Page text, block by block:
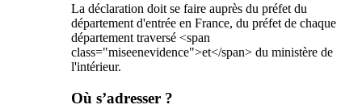
La déclaration doit se faire auprès du préfet du
département d'entrée en France, du préfet de chaque
département traversé <span
class="miseenevidence">et</span> du ministère de
l'intérieur.
Où s’adresser ?